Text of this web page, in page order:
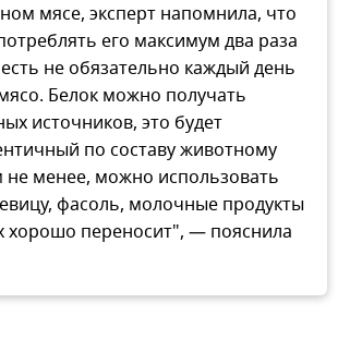
мясе, эксперт напомнила, что
его максимум два раза
не обязательно каждый день
Белок можно получать
источников, это будет
по составу животному
не менее, можно использовать
фасоль, молочные продукты
хорошо переносит", — пояснила